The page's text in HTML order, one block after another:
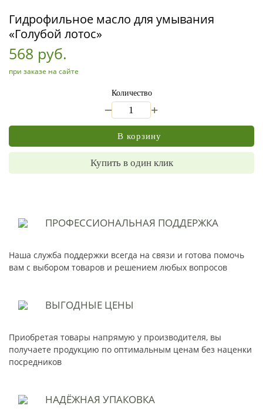
Гидрофильное масло для умывания
«Голубой лотос»
568 руб.
при заказе на сайте
Количество
+
В корзину
Купить в один клик
ПРОФЕССИОНАЛЬНАЯ ПОДДЕРЖКА
Наша служба поддержки всегда на связи и готова помочь
вам с выбором товаров и решением любых вопросов
ВЫГОДНЫЕ ЦЕНЫ
Приобретая товары напрямую у производителя, вы
получаете продукцию по оптимальным ценам без наценки
посредников
НАДЁЖНАЯ УПАКОВКА